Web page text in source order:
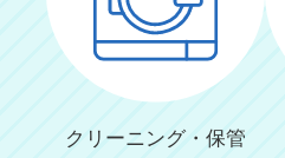
クリーニング・保管